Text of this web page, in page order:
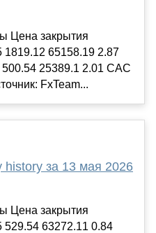
Цена закрытия
1819.12 65158.19 2.87
25389.1 2.01 CAC
FxTeam...
за 13 мая 2026
Цена закрытия
529.54 63272.11 0.84